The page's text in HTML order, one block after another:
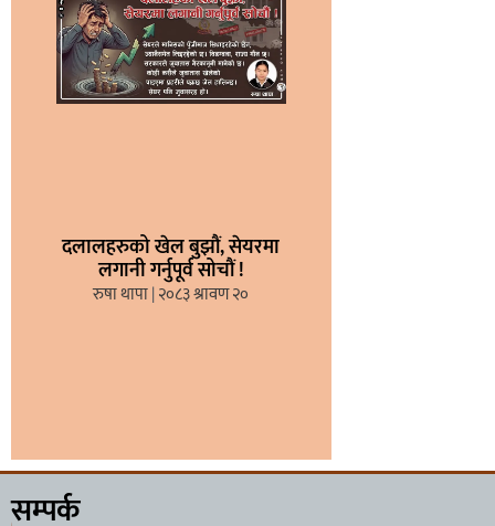
दलालहरुको खेल बुझौं, सेयरमा
लगानी गर्नुपूर्व सोचौं !
रुषा थापा २०८३ श्रावण २०
सम्पर्क